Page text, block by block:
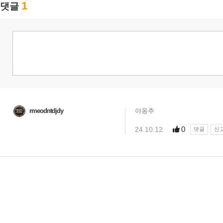
댓글 1
rmeodntdjdy 야옹추
24.10.12 0 댓글 신